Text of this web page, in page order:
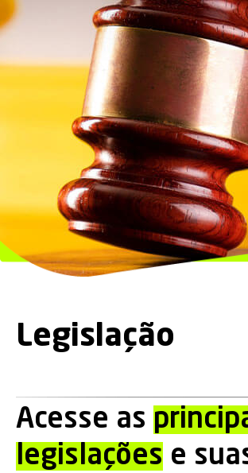
Legislação
Acesse as
legislações e